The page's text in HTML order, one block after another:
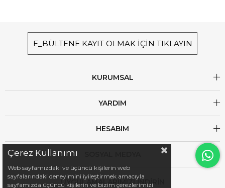
E_BÜLTENE KAYIT OLMAK İÇİN TIKLAYIN
KURUMSAL
YARDIM
HESABIM
UYGULAMALARIMIZI İNDİRİN
Çerez Kullanımı
Web sayfamızdaki ve üçüncü kişilerin web
sayfalarındaki deneyimini iyileştirmek amacıyla
sayfamızda üçüncü kişilerin ve bizim çerezlerimizi